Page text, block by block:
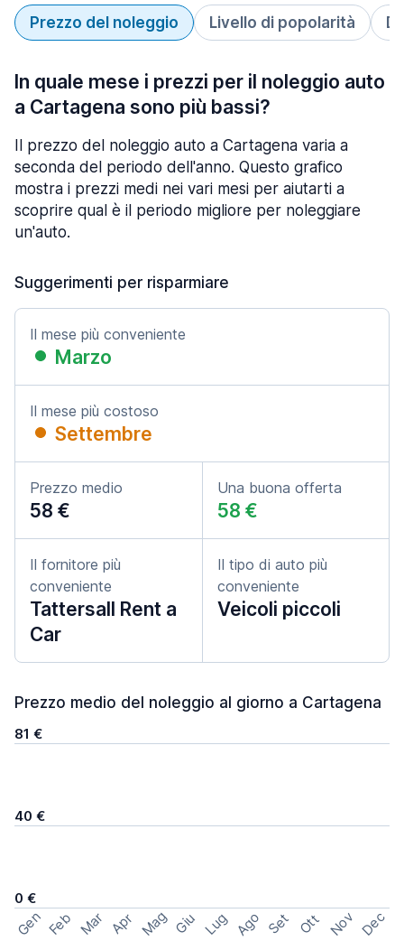
Prezzo del noleggio Livello di popolarità
In quale mese i prezzi per il noleggio auto
a Cartagena sono più bassi?
Il prezzo del noleggio auto a Cartagena varia a
seconda del periodo dell'anno. Questo grafico
mostra i prezzi medi nei vari mesi per aiutarti a
scoprire qual è il periodo migliore per noleggiare
un'auto.
Suggerimenti per risparmiare
Il mese più conveniente
Marzo
Il mese più costoso
Settembre
Prezzo medio
58 €
Una buona offerta
58 €
Il fornitore più
conveniente
Tattersall Rent a
Car
Il tipo di auto più
conveniente
Veicoli piccoli
Prezzo medio del noleggio al giorno a Cartagena
81 €
40 €
0 €
Gen Feb Mar Apr Mag Giu Lug Ago Set Ott Nov Dec